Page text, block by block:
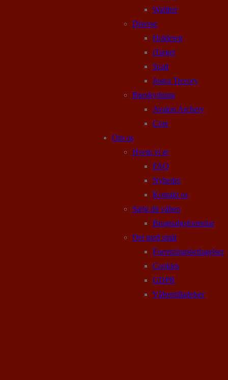
Walther
Diverse
Holderen
iTarget
Scatt
Justra Trezory
Bueskydning
Avalon Archery
Core
Om os
Hvem vi er
FAQ
Nyheder
Kontakt os
Sælg dit våben
Brugtsalgsformular
Det med småt
Forretningsbetingelser
Cookies
GDPR
Våbentilladelser